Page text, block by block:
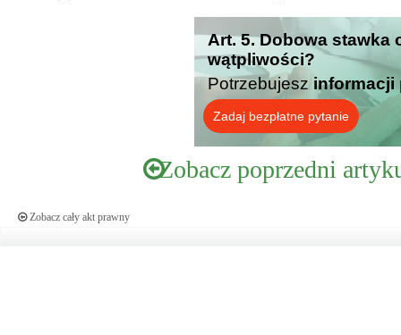
Art. 5. Dobowa stawka
wątpliwości?
Potrzebujesz informacji
Zadaj bezpłatne pytanie
Zobacz poprzedni
Zobacz cały akt prawny